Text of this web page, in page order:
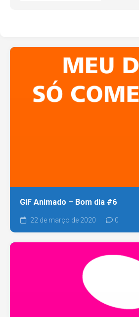
GIF Animado – Bom dia #6
22 de março de 2020 0